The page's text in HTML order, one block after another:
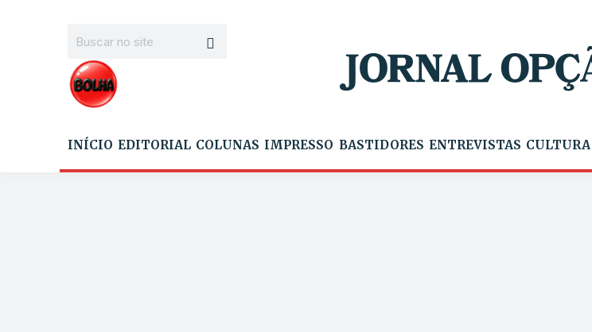
INÍCIO EDITORIAL COLUNAS IMPRESSO BASTIDORES ENTREVISTAS CULTURA